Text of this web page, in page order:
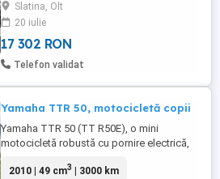
modul tuning RAPID RAID BIKE, Becuri LED,
ITP 2027. Motocicleta optic si tehnic
excelent, are un sound grozav. ...
Slatina, Olt
20 iulie
17 302 RON
Telefon validat
Yamaha TTR 50, motocicletă copii
Yamaha TTR 50 (TT R50E), o mini
motocicletă robustă cu pornire electrică,
monocilindric de 49 cm , răcit cu aer,
2010 | 49 cm3 | 3000 km